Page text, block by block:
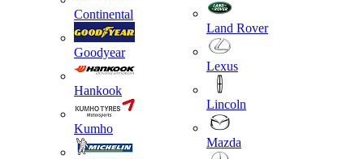
Continental
Goodyear
Hankook
Kumho
Land Rover
Lexus
Lincoln
Mazda